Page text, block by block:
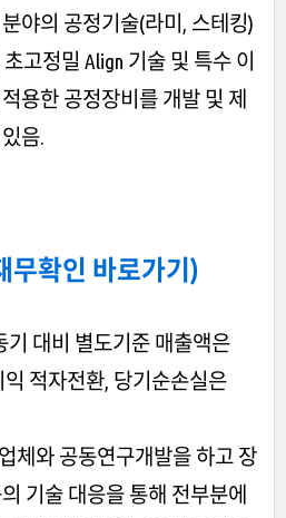
야의 공정기술(라미, 스테킹)
고정밀 Align 기술 및 특수 이
용한 공정장비를 개발 및 제
음.
무확인 바로가기)
기 대비 별도기준 매출액은
익 적자전환, 당기순손실은
체와 공동연구개발을 하고 장
기술 대응을 통해 전부분에